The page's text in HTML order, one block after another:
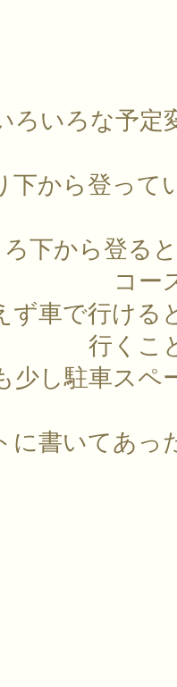
ろいろな予定
下から登って
ろ下から登る
コー
ず車で行ける
行くこ
少し駐車スペ
に書いてあっ